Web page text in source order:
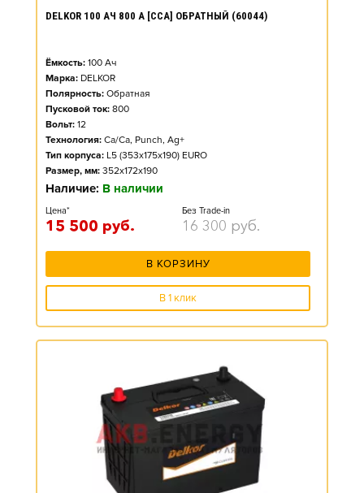
DELKOR 100 АЧ 800 А [CCA] ОБРАТНЫЙ (60044)
Ёмкость: 100 Ач
Марка: DELKOR
Полярность: Обратная
Пусковой ток: 800
Вольт: 12
Технология: Ca/Ca, Punch, Ag+
Тип корпуса: L5 (353x175x190) EURO
Размер, мм: 352x172x190
Наличие: В наличии
Цена*
15 500 руб.
Без Trade-in
16 300 руб.
В КОРЗИНУ
В 1 клик